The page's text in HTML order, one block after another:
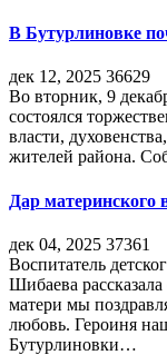
В Бутурлиновке
дек 12, 2025 36629
Во вторник, 9
состоялся
власти,
жителей района.
Дар материнского
дек 04, 2025 37361
Воспитатель
Шибаева
матери мы
любовь. Героиня
Бутурлиновки…